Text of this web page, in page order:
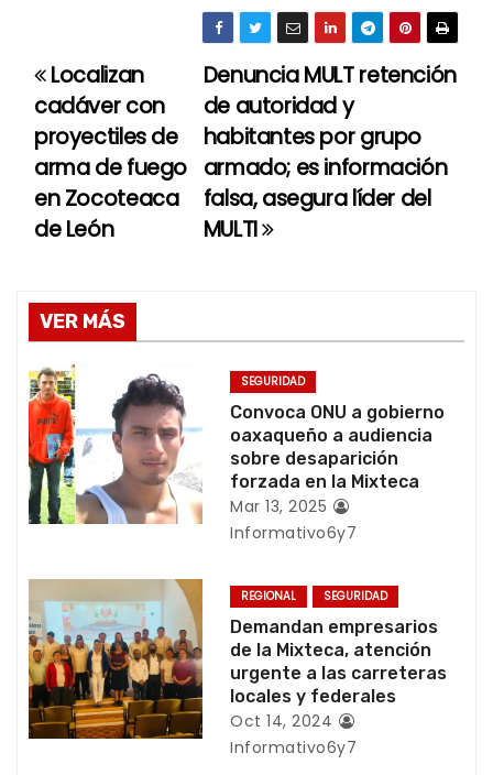
N
a
v
e
a
c
i
ó
n
e
e
n
t
Denuncia MULT retención
de autoridad y
habitantes por grupo
armado; es información
falsa, asegura líder del
MULTI
Localizan
cadáver con
proyectiles de
arma de fuego
en Zocoteaca
de León
VER MÁS
SEGURIDAD
Convoca ONU a gobierno
oaxaqueño a audiencia
sobre desaparición
forzada en la Mixteca
Mar 13, 2025
Informativo6y7
REGIONAL SEGURIDAD
Demandan empresarios
de la Mixteca, atención
urgente a las carreteras
locales y federales
Oct 14, 2024
Informativo6y7